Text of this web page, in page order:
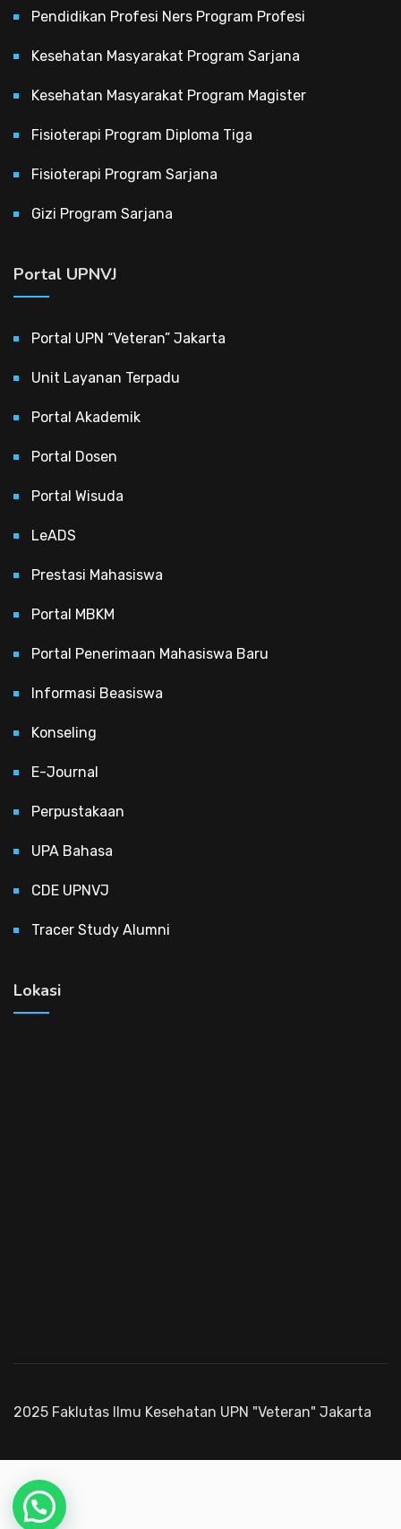
Pendidikan Profesi Ners Program Profesi
Kesehatan Masyarakat Program Sarjana
Kesehatan Masyarakat Program Magister
Fisioterapi Program Diploma Tiga
Fisioterapi Program Sarjana
Gizi Program Sarjana
Portal UPNVJ
Portal UPN “Veteran” Jakarta
Unit Layanan Terpadu
Portal Akademik
Portal Dosen
Portal Wisuda
LeADS
Prestasi Mahasiswa
Portal MBKM
Portal Penerimaan Mahasiswa Baru
Informasi Beasiswa
Konseling
E-Journal
Perpustakaan
UPA Bahasa
CDE UPNVJ
Tracer Study Alumni
Lokasi
2025 Faklutas Ilmu Kesehatan UPN "Veteran" Jakarta